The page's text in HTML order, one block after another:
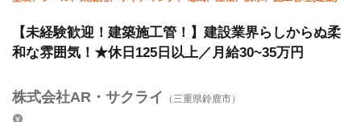
【未経験歓迎！建築施工管！】建設業界らしからぬ柔
和な雰囲気！★休日125日以上／月給30~35万円
株式会社AR・サクライ （三重県鈴鹿市）